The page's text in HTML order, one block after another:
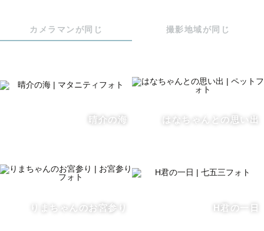
⭐️ラブグラファーネーム「ガメラ」とは？⭐️
「ガメラ」は私がカメラを好きすぎて
だからカメラに濁点゛を付けると
今では自分にしっくり来るカメラマンネームだなと
これから出会えるゲストさん😆
カメラマンが同じ 撮影地域が同じ
晴介の海 はなちゃんとの思い出
りまちゃんのお宮参り H君の一日